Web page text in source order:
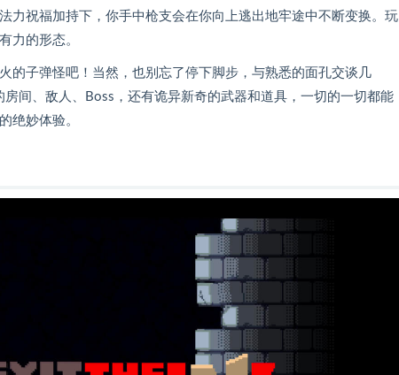
力祝福加持下，你手中枪支会在你向上逃出地牢途中不断变换。玩
力的形态。
的子弹怪吧！当然，也别忘了停下脚步，与熟悉的面孔交谈几
间、敌人、Boss，还有诡异新奇的武器和道具，一切的一切都能
绝妙体验。